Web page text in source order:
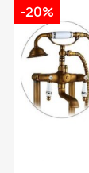
-20%